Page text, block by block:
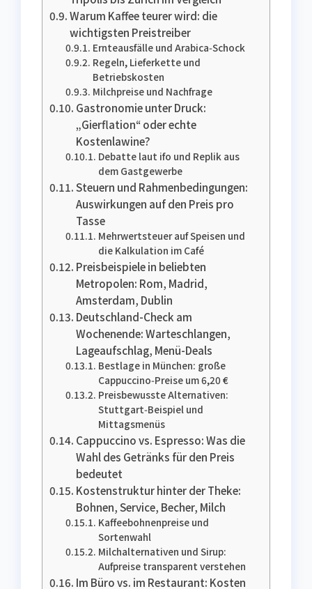
Warum Kaffee teurer wird: die
wichtigsten Preistreiber
Ernteausfälle und Arabica‑Schock
Regeln, Lieferkette und
Betriebskosten
Milchpreise und Nachfrage
Gastronomie unter Druck:
„Gierflation“ oder echte
Kostenlawine?
Debatte laut ifo und Replik aus
dem Gastgewerbe
Steuern und Rahmenbedingungen:
Auswirkungen auf den Preis pro
Tasse
Mehrwertsteuer auf Speisen und
die Kalkulation im Café
Preisbeispiele in beliebten
Metropolen: Rom, Madrid,
Amsterdam, Dublin
Deutschland-Check am
Wochenende: Warteschlangen,
Lageaufschlag, Menü-Deals
Bestlage in München: große
Cappuccino‑Preise um 6,20 €
Preisbewusste Alternativen:
Stuttgart‑Beispiel und
Mittagsmenüs
Cappuccino vs. Espresso: Was die
Wahl des Getränks für den Preis
bedeutet
Kostenstruktur hinter der Theke:
Bohnen, Service, Becher, Milch
Kaffeebohnenpreise und
Sortenwahl
Milchalternativen und Sirup:
Aufpreise transparent verstehen
Im Büro vs. im Restaurant: Kosten